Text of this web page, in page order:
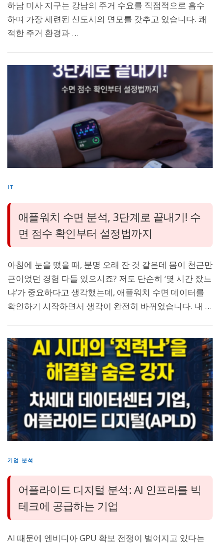
하남 미사 지구는 강남의 주거 수요를 직접적으로 흡수
하며 가장 세련된 신도시의 면모를 갖추고 있습니다. 쾌
적한 주거 환경과 …
IT
애플워치 수면 분석, 3단계로 끝내기! 수
면 점수 확인부터 설정법까지
아침에 눈을 떴을 때, 분명 오래 잔 것 같은데 몸이 천근만
근이었던 경험 다들 있으시죠? 저도 단순히 ‘몇 시간 잤느
냐’가 중요하다고 생각했는데, 애플워치 수면 데이터를
확인하기 시작하면서 생각이 완전히 바뀌었습니다. 내 …
기업 분석
어플라이드 디지털 분석: AI 인프라를 빅
테크에 공급하는 기업
AI 때문에 엔비디아 GPU 확보 전쟁이 벌어지고 있다는